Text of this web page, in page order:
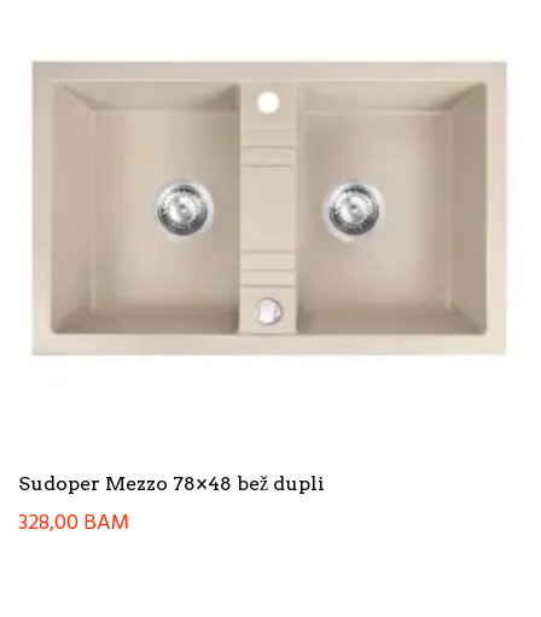
Sudoper Mezzo 78×48 bež dupli
328,00BAM